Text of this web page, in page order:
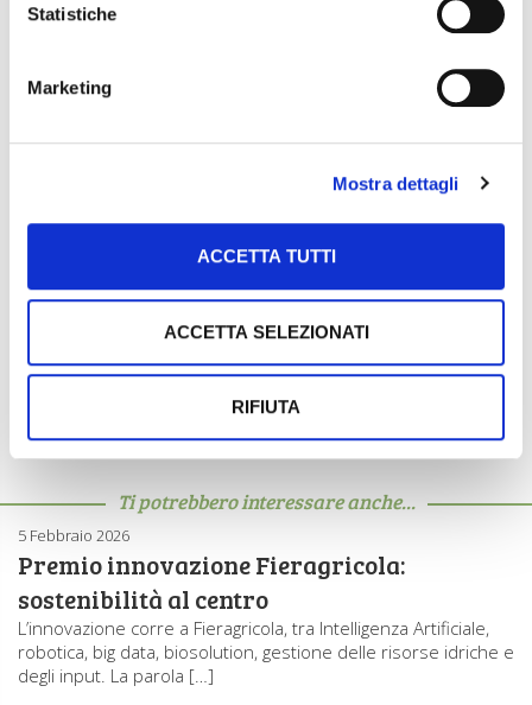
Statistiche
Marketing
Mostra dettagli
ACCETTA TUTTI
ACCETTA SELEZIONATI
RIFIUTA
CET-Electronics – Padiglione 5, Stand E1
FOGLIA ORO DELL'INNOVAZIONE FIERAGRICOLA 2020
Ti potrebbero interessare anche...
5 Febbraio 2026
Premio innovazione Fieragricola:
sostenibilità al centro
L’innovazione corre a Fieragricola, tra Intelligenza Artificiale,
robotica, big data, biosolution, gestione delle risorse idriche e
degli input. La parola […]